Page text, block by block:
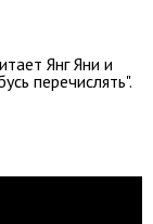
Янг Яни и
перечислять".